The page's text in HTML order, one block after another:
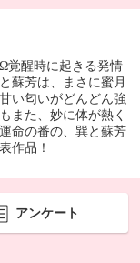
覚醒時に起きる発情
芳は、まさに蜜月
い匂いがどんどん強
また、妙に体が熱く
命の番の、巽と蘇芳
作品！
アンケート